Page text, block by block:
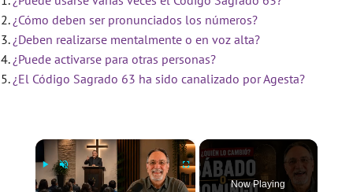
¿Cómo deben ser pronunciados los números?
¿Deben realizarse mentalmente o en voz alta?
¿Puede activarse para otras personas?
¿El Código Sagrado 63 ha sido canalizado por Agesta?
×
Now Playing